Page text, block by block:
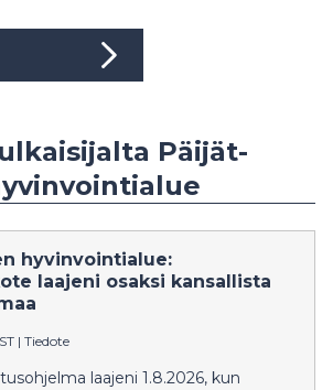
Päijät-
hyvinvointialue:
laajeni osaksi kansallista
| Tiedote
laajeni 1.8.2026, kun